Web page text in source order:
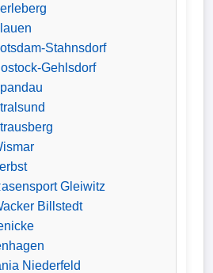
Stahnsdorf
Gehlsdorf
Gleiwitz
Billstedt
Niederfeld